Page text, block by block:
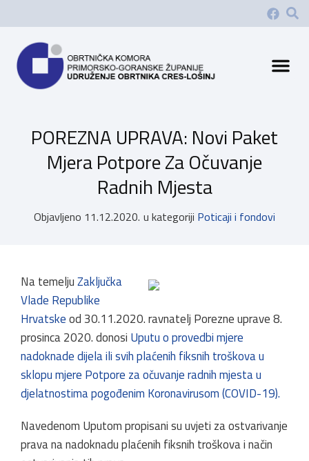
POREZNA UPRAVA: Novi Paket
Mjera Potpore Za Očuvanje
Radnih Mjesta
Objavljeno 11.12.2020. u kategoriji Poticaji i fondovi
Na temeljuZaključka
Vlade Republike
Hrvatske​od 30.11.2020. ravnatelj Porezne uprave 8.
prosinca 2020. ​​donosi Uputu o provedbi mjere
nadoknade dijela ili svih plaćenih fiksnih troškova u
sklopu mjere Potpore za očuvanje radnih mjesta u
djelatnostima pogođenim Koronavirusom (COVID-19)​.
Navedenom Uputom propisani su uvjeti za ostvarivanje
prava na nado​​knadu plaćenih fiksnih troškova i način